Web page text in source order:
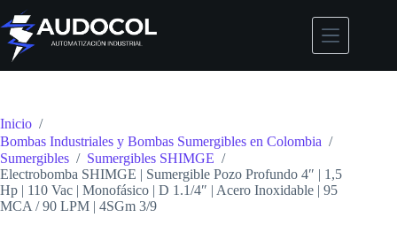
Saltar
al
contenido
Inicio /
Bombas Industriales y Bombas Sumergibles en Colombia /
Sumergibles / Sumergibles SHIMGE /
Electrobomba SHIMGE | Sumergible Pozo Profundo 4″ | 1,5
Hp | 110 Vac | Monofásico | D 1.1/4″ | Acero Inoxidable | 95
MCA / 90 LPM | 4SGm 3/9